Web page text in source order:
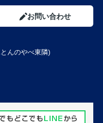
お問い合わせ
んのやべ東隣)